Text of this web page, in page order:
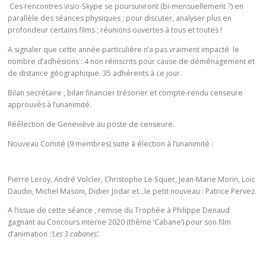
Ces rencontres visio-Skype se poursuivront (bi-mensuellement ?) en
parallèle des séances physiques ; pour discuter, analyser plus en
profondeur certains films ; réunions ouvertes à tous et toutes !
A signaler que cette année particulière n’a pas vraiment impacté le
nombre d’adhésions : 4 non réinscrits pour cause de déménagement et
de distance géographique. 35 adhérents à ce jour.
Bilan secrétaire , bilan financier trésorier et compte-rendu censeure
approuvés à l’unanimité.
Réélection de Geneviève au poste de censeure.
Nouveau Comité (9 membres) suite à élection à l’unanimité :
Pierre Leroy, André Volcler, Christophe Le Squer, Jean-Marie Morin, Loïc
Daudin, Michel Masoni, Didier Jodar et…le petit nouveau : Patrice Pervez.
A l’issue de cette séance , remise du Trophée à Philippe Denaud
gagnant au Concours interne 2020 (thème ‘Cabane’) pour son film
d’animation :’Les 3 cabanes’.